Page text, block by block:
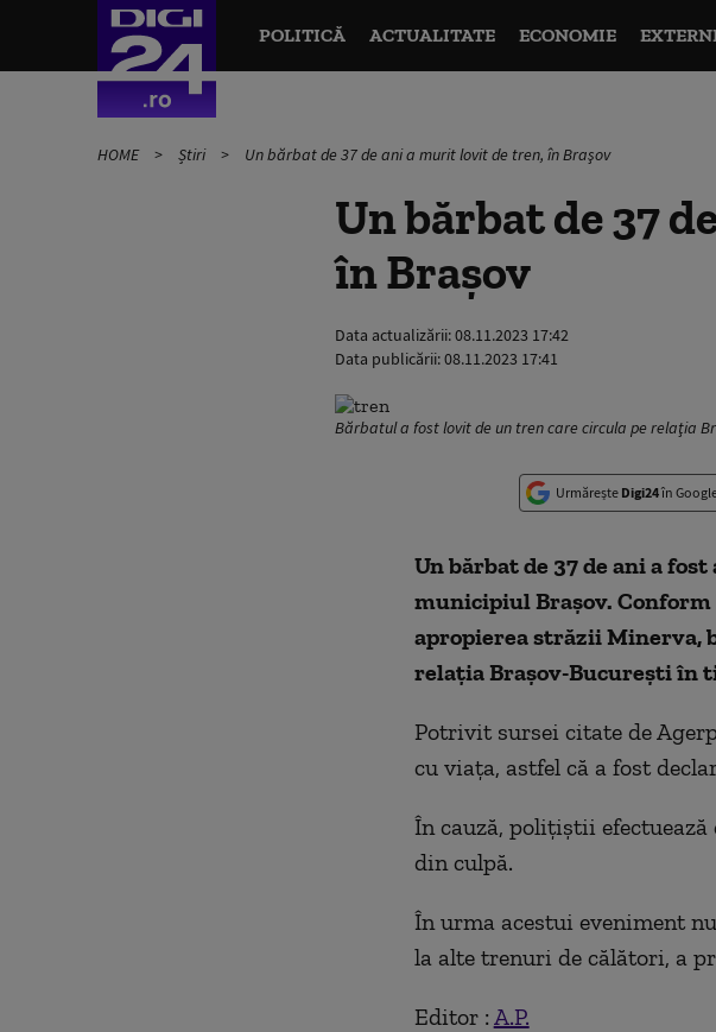
POLITICĂ ACTUALITATE ECONOMIE
HOME Știri Un bărbat de 37 de ani a murit lovit de tren, în Braşov
Un bărbat de 37
în Braşov
Data actualizării:08.11.2023 17:42
Data publicării:08.11.2023 17:41
Bărbatul a fost lovit de un tren care circula pe relaţia
Urmărește Digi24în
Un bărbat de 37 de ani a
municipiul Braşov. Conform
apropierea străzii Minerva,
relaţia Braşov-Bucureşti în
Potrivit sursei citate de
cu viaţa, astfel că a fost
În cauză, poliţiştii
din culpă.
În urma acestui eveniment
la alte trenuri de călători, a
Editor : A.P.